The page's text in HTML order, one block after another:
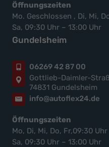
Öffnungszeiten
Mo. Geschlossen , Di, Mi,
Sa, 09:30 Uhr – 13:00 Uhr
Gundelsheim
06269 42 87 00
Gottlieb-Daimler-
74831 Gundelsheim
info@autoflex24.de
Öffnungszeiten
Mo, Di, Mi, Do, Fr,09:30
Sa, 09:30 Uhr – 13:00 Uhr